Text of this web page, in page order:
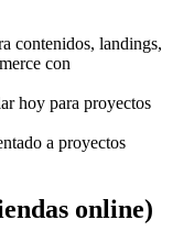
contenidos, landings,
con
hoy para proyectos
a proyectos
online)